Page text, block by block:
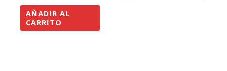
AÑADIR AL
CARRITO